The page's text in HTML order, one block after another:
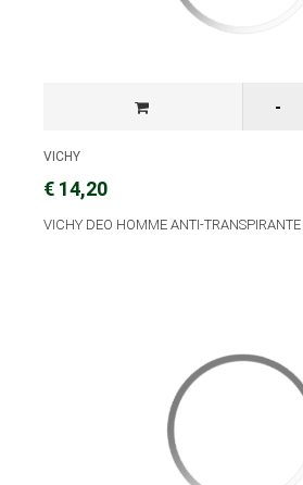
VICHY
€ 14,20
VICHY DEO HOMME ANTI-